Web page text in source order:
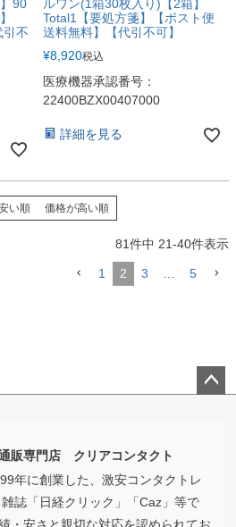
90
引不
ルワン(1箱30枚入り)【2箱】
Total1【要処方箋】【ポスト便
送料無料】【代引不可】
¥8,920税込
医療機器承認番号：
22400BZX00407000
詳細を見る
い順 価格が高い順
81件中 21-40件表示
1 2 3 5
販専門店 クリアコンタクト
年に創業した、激安コンタクトレ
誌「日経クリック」「Caz」等で